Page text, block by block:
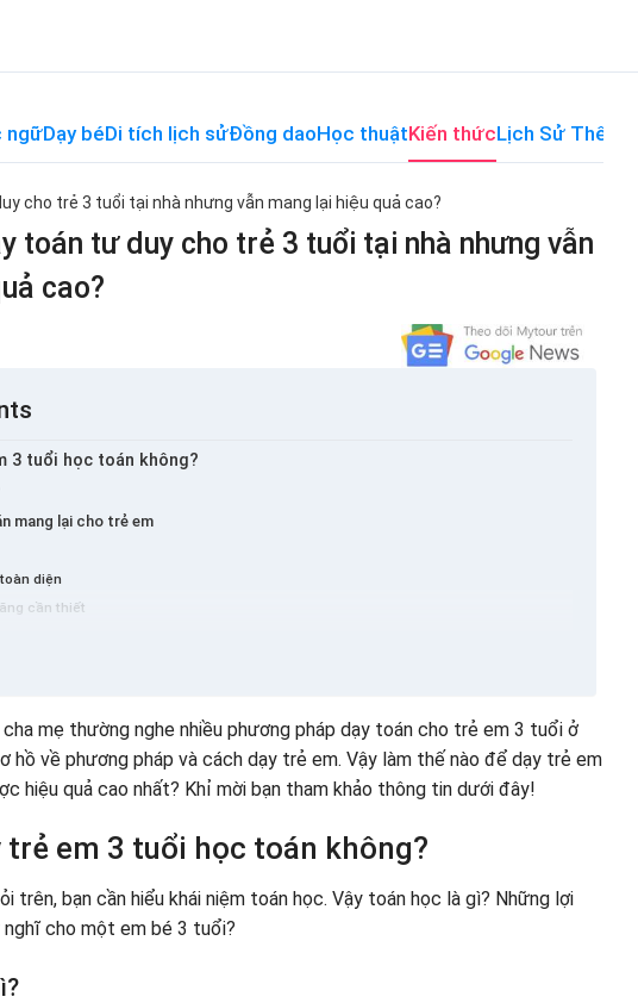
ngữDạy béDi tích lịch sửĐồng daoHọc thuậtKiến thứcLịch Sử Thế Giới
cho trẻ 3 tuổi tại nhà nhưng vẫn mang lại hiệu quả cao?
toán tư duy cho trẻ 3 tuổi tại nhà nhưng vẫn
cao?
3 tuổi học toán không?
mang lại cho trẻ em
diện
cần thiết
toán học cho trẻ em
triển tư duy cho trẻ em
tạo tự do
Trẻ em học toán ở nhà
ngược cho trẻ em để trả lời câu hỏi của chính họ
trẻ em
đình Anh Ngữ Math – Phát triển trí tuệ trong giai đoạn hoàng kim của bộ não trẻ
cha mẹ thường nghe nhiều phương pháp dạy toán cho trẻ em 3 tuổi ở
hồ về phương pháp và cách dạy trẻ em. Vậy làm thế nào để dạy trẻ em
hiệu quả cao nhất? Khỉ mời bạn tham khảo thông tin dưới đây!
trẻ em 3 tuổi học toán không?
trên, bạn cần hiểu khái niệm toán học. Vậy toán học là gì? Những lợi
nghĩ cho một em bé 3 tuổi?